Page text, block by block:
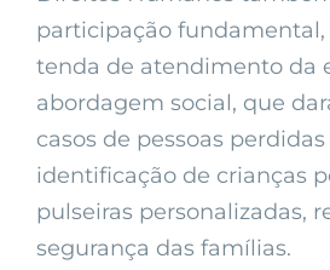
participação
tenda de atendimento da
abordagem social, que
casos de pessoas
identificação de crianças
pulseiras personalizadas,
segurança das famílias.